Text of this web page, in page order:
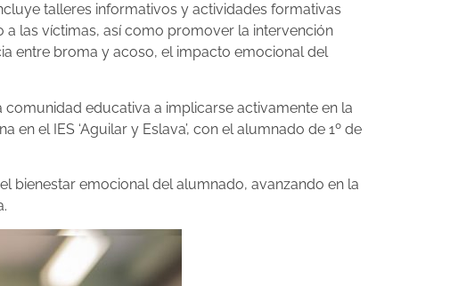
talleres informativos y actividades formativas
las víctimas, así como promover la intervención
entre broma y acoso, el impacto emocional del
comunidad educativa a implicarse activamente en la
el IES ‘Aguilar y Eslava’, con el alumnado de 1º de
bienestar emocional del alumnado, avanzando en la